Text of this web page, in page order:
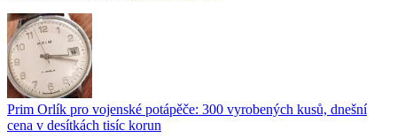
Prim Orlík pro vojenské potápěče: 300 vyrobených kusů, dnešní
cena v desítkách tisíc korun